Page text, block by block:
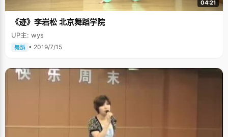
04:21
《迹》李岩松 北京舞蹈学院
UP主: wys
舞蹈 • 2019/7/15